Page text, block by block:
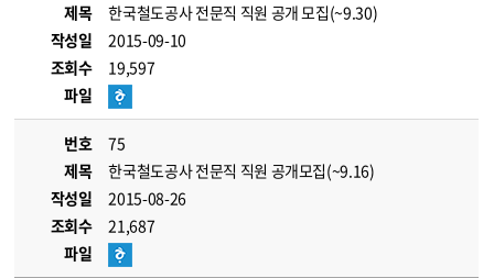
제목
한국철도공사 전문직 직원 공개 모집(~9.30)
작성일
2015-09-10
조회수
19,597
파일
번호
75
제목
한국철도공사 전문직 직원 공개모집(~9.16)
작성일
2015-08-26
조회수
21,687
파일